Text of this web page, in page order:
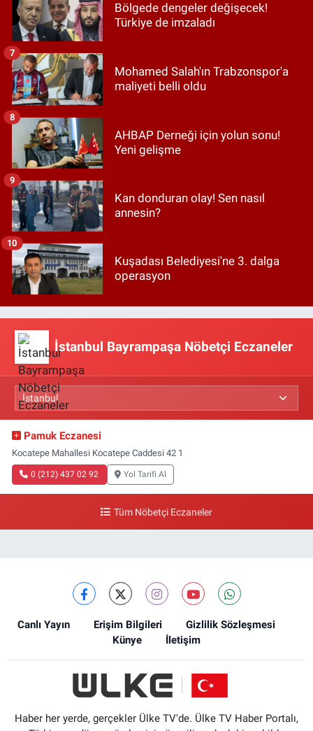
Bölgede dengeler değişecek!
Türkiye de imzaladı
Mohamed Salah'ın Trabzonspor'a
maliyeti belli oldu
7
AHBAP Derneği için yolun sonu!
Yeni gelişme
8
Kan donduran olay! Sen nasıl
annesin?
9
Kuşadası Belediyesi'ne 3. dalga
operasyon
10
İstanbul Bayrampaşa Nöbetçi Eczaneler
Pamuk Eczanesi
Kocatepe Mahallesi Kocatepe Caddesi 42 1
0 (212) 437 02 92 Yol Tarifi Al
Tüm Nöbetçi Eczaneler
Canlı Yayın Erişim Bilgileri
Gizlilik Sözleşmesi
Künye
İletişim
Haber her yerde, gerçekler Ülke TV'de. Ülke TV Haber Portalı,